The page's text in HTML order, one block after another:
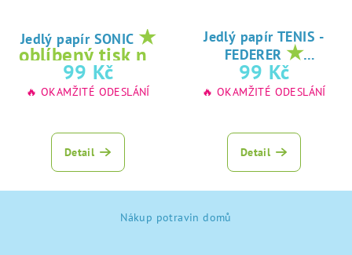
Jedlý papír SONIC ★
oblíbený tisk na
jedlý papír
99 Kč
🔥 OKAMŽITÉ ODESLÁNÍ
Detail
Jedlý papír TENIS -
FEDERER ★
oblíbený tisk na
jedlý papír
99 Kč
🔥 OKAMŽITÉ ODESLÁNÍ
Detail
Nákup potravin domů